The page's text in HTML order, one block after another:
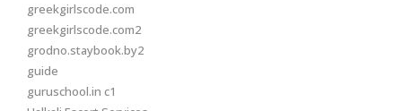
greekgirlscode.com
greekgirlscode.com2
grodno.staybook.by2
guide
guruschool.in c1